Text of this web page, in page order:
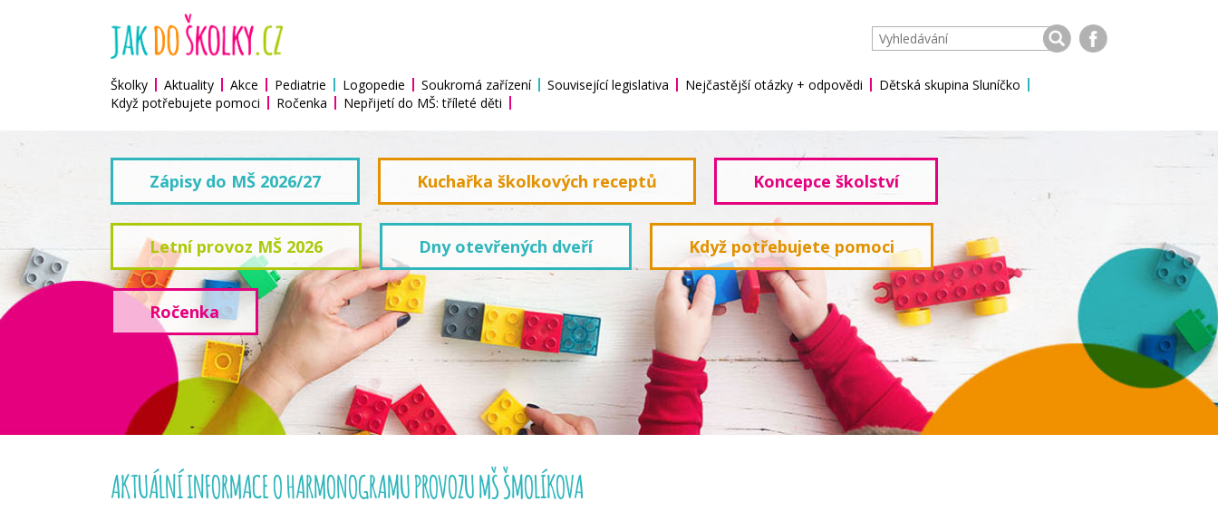
Školky Aktuality Akce Pediatrie Logopedie Soukromá zařízení Související legislativa Nejčastější otázky + odpovědi
Dětská skupina Sluníčko
Když potřebujete pomoci
Ročenka Nepřijetí do MŠ: tříleté děti
Zápisy do MŠ 2026/27 Kuchařka školkových receptů Koncepce školství
Letní provoz MŠ 2026 Dny otevřených dveří Když potřebujete pomoci
Ročenka
AKTUÁLNÍ INFORMACE O HARMONOGRAMU PROVOZU MŠ ŠMOLÍKOVA